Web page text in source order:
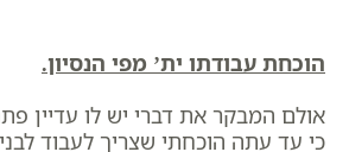
הוכחת עבודתו ית’ מפי הנסיון.
אולם המבקר את דברי יש לו עדיין
כי עד עתה הוכחתי שצריך לעבוד